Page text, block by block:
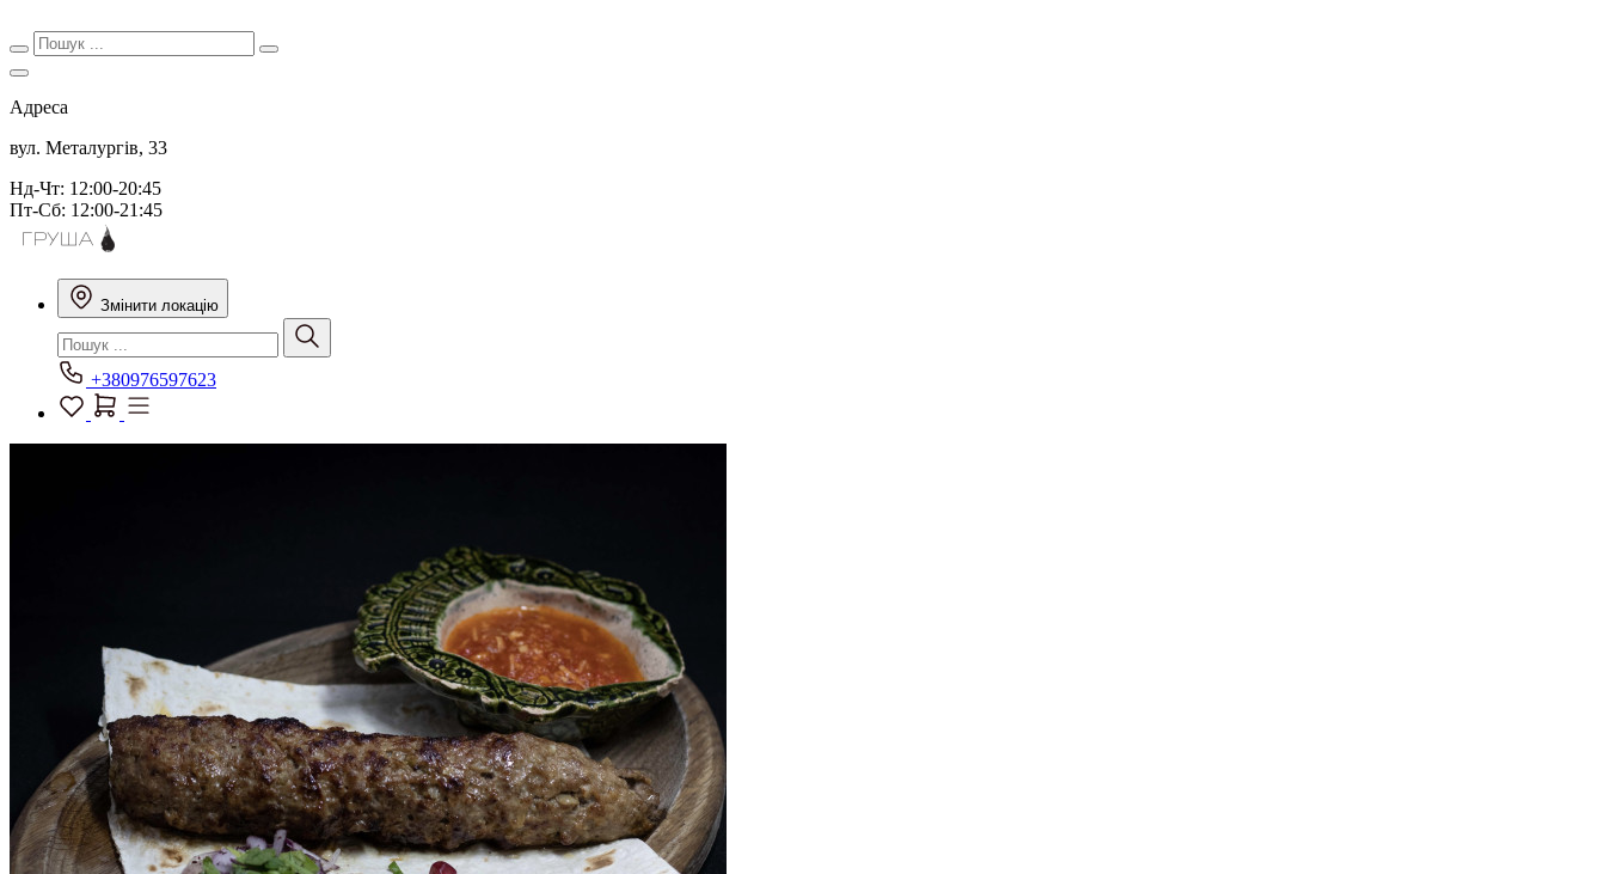
Адреса
вул. Металургів, 33
Нд-Чт: 12:00-20:45
Пт-Сб: 12:00-21:45
Змінити локацію
+380976597623